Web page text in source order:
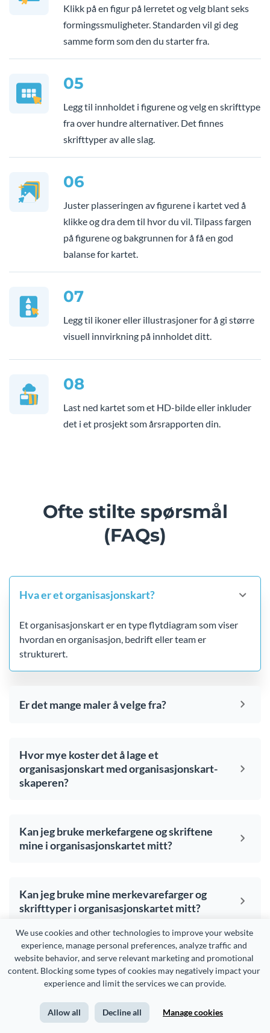
We use cookies and other technologies to improve your website
experience, manage personal preferences, analyze traffic and
website behavior, and serve relevant marketing and promotional
content. Blocking some types of cookies may negatively impact your
experience and limit the services we can provide.
Allow all Decline all Manage cookies
Klikk på en figur på lerretet og velg blant seks
formingssmuligheter. Standarden vil gi deg
samme form som den du starter fra.
05
Legg til innholdet i figurene og velg en skrifttype
fra over hundre alternativer. Det finnes
skrifttyper av alle slag.
06
Juster plasseringen av figurene i kartet ved å
klikke og dra dem til hvor du vil. Tilpass fargen
på figurene og bakgrunnen for å få en god
balanse for kartet.
07
Legg til ikoner eller illustrasjoner for å gi større
visuell innvirkning på innholdet ditt.
08
Last ned kartet som et HD-bilde eller inkluder
det i et prosjekt som årsrapporten din.
Ofte stilte spørsmål
(FAQs)
Hva er et organisasjonskart?
Et organisasjonskart er en type flytdiagram som viser
hvordan en organisasjon, bedrift eller team er
strukturert.
Er det mange maler å velge fra?
Hvor mye koster det å lage et
organisasjonskart med organisasjonskart-
skaperen?
Kan jeg bruke merkefargene og skriftene
mine i organisasjonskartet mitt?
Kan jeg bruke mine merkevarefarger og
skrifttyper i organisasjonskartet mitt?
Hva er det beste formatet for et
organisasjonskart?